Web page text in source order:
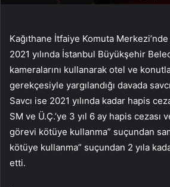
Kağıthane İtfaiye Komuta
2021 yılında İstanbul Büyükşehir
kameralarını kullanarak otel ve
gerekçesiyle yargılandığı davada
Savcı ise 2021 yılında kadar hapis
SM ve Ü.Ç.’ye 3 yıl 6 ay hapis cezası
görevi kötüye kullanma” suçundan
kötüye kullanma” suçundan 2 yıla
etti.